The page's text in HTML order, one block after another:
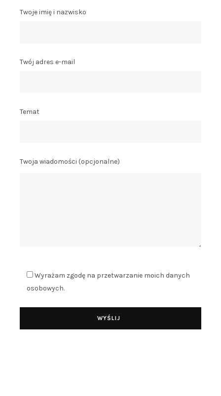
Twoje imię i nazwisko
Twój adres e-mail
Temat
Twoja wiadomości (opcjonalne)
Wyrażam zgodę na przetwarzanie moich danych
osobowych.